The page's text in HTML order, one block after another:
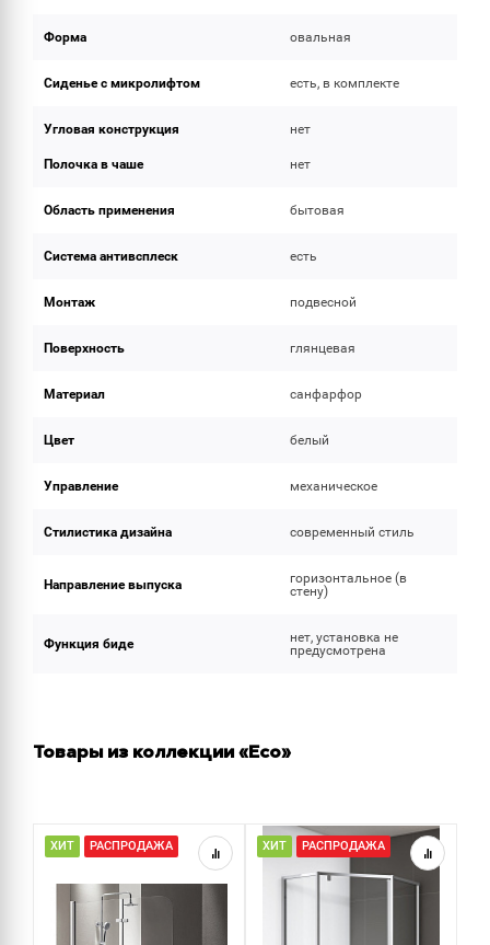
Форма овальная
Сиденье с микролифтом есть, в комплекте
Угловая конструкция нет
Полочка в чаше нет
Область применения бытовая
Система антивсплеск есть
Монтаж подвесной
Поверхность глянцевая
Материал санфарфор
Цвет белый
Управление механическое
Стилистика дизайна современный стиль
Направление выпуска
горизонтальное (в
стену)
Функция биде
нет, установка не
предусмотрена
Товары из коллекции «Eco»
ХИТ РАСПРОДАЖА ХИТ РАСПРОДАЖА